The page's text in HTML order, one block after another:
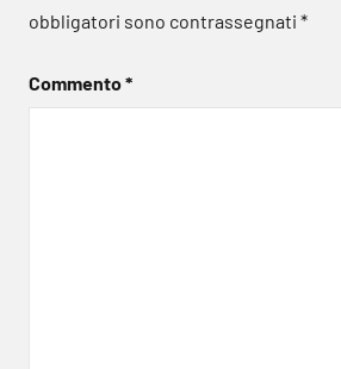
obbligatori sono contrassegnati *
Commento*